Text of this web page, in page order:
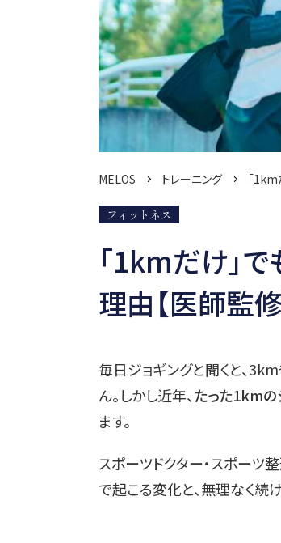
MELOS トレーニング 「
フィットネス
「1kmだけ」
理由【医師監修
毎日ジョギングと聞くと、
ん。しかし近年、たった1km
ます。
スポーツドクター・スポーツ
で起こる変化と、無理なく続